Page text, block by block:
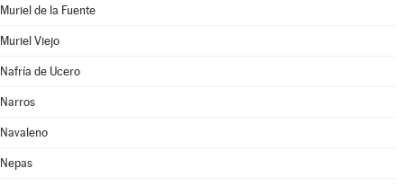
Muriel de la Fuente
Muriel Viejo
Nafría de Ucero
Narros
Navaleno
Nepas